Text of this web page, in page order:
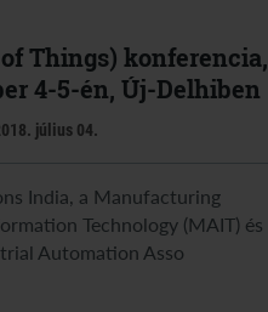
Things) konferencia,
4-5-én, Új-Delhiben
július 04.
India, a Manufacturing
Technology (MAIT) és
Automation Asso